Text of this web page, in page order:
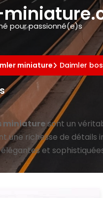
pour passionné(e)s
miniature Daimler
miniaturesont un
une richesse de
et